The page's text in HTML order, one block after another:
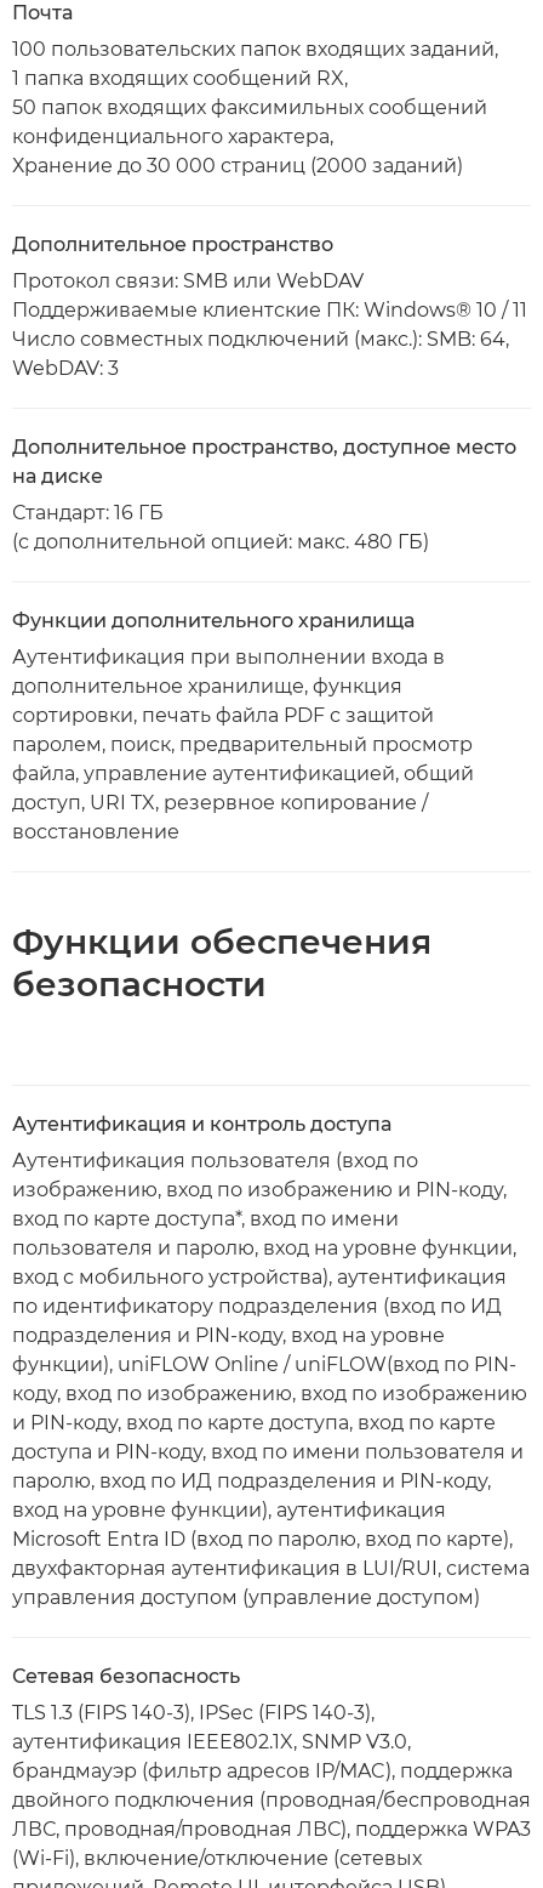
Почта
100 пользовательских папок входящих заданий,
1 папка входящих сообщений RX,
50 папок входящих факсимильных сообщений
конфиденциального характера,
Хранение до 30 000 страниц (2000 заданий)
Дополнительное пространство
Протокол связи: SMB или WebDAV
Поддерживаемые клиентские ПК: Windows® 10 / 11
Число совместных подключений (макс.): SMB: 64,
WebDAV: 3
Дополнительное пространство, доступное место
на диске
Стандарт: 16 ГБ
(с дополнительной опцией: макс. 480 ГБ)
Функции дополнительного хранилища
Аутентификация при выполнении входа в
дополнительное хранилище, функция
сортировки, печать файла PDF с защитой
паролем, поиск, предварительный просмотр
файла, управление аутентификацией, общий
доступ, URI TX, резервное копирование /
восстановление
Функции обеспечения
безопасности
Аутентификация и контроль доступа
Аутентификация пользователя (вход по
изображению, вход по изображению и PIN-коду,
вход по карте доступа*, вход по имени
пользователя и паролю, вход на уровне функции,
вход с мобильного устройства), аутентификация
по идентификатору подразделения (вход по ИД
подразделения и PIN-коду, вход на уровне
функции), uniFLOW Online / uniFLOW(вход по PIN-
коду, вход по изображению, вход по изображению
и PIN-коду, вход по карте доступа, вход по карте
доступа и PIN-коду, вход по имени пользователя и
паролю, вход по ИД подразделения и PIN-коду,
вход на уровне функции), аутентификация
Microsoft Entra ID (вход по паролю, вход по карте),
двухфакторная аутентификация в LUI/RUI, система
управления доступом (управление доступом)
Сетевая безопасность
TLS 1.3 (FIPS 140-3), IPSec (FIPS 140-3),
аутентификация IEEE802.1X, SNMP V3.0,
брандмауэр (фильтр адресов IP/MAC), поддержка
двойного подключения (проводная/беспроводная
ЛВС, проводная/проводная ЛВС), поддержка WPA3
(Wi-Fi), включение/отключение (сетевых